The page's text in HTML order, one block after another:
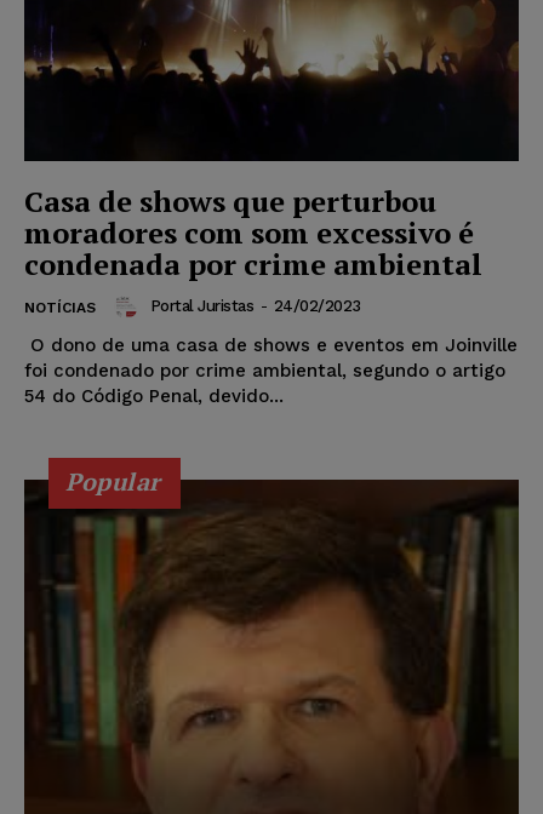
Casa de shows que perturbou
moradores com som excessivo é
condenada por crime ambiental
NOTÍCIAS Portal Juristas - 24/02/2023
O dono de uma casa de shows e eventos em Joinville
foi condenado por crime ambiental, segundo o artigo
54 do Código Penal, devido...
Popular